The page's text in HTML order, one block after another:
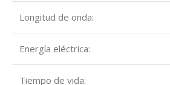
Longitud de onda:
Energía eléctrica:
Tiempo de vida: